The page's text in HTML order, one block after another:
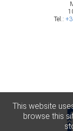
Tel.:
This website
browse this